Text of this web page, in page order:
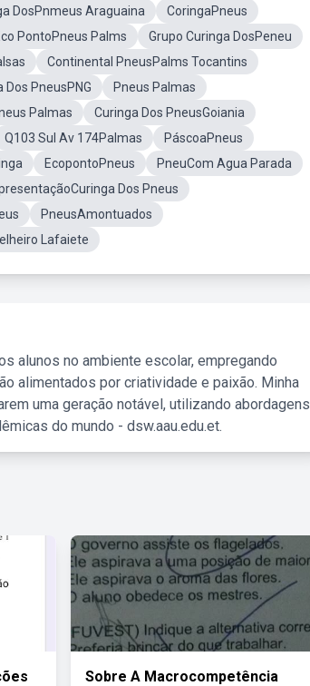
DosPnmeus Araguaina
CoringaPneus
PontoPneus Palms
Grupo Curinga DosPeneu
Continental PneusPalms Tocantins
Dos PneusPNG
Pneus Palmas
Palmas
Curinga Dos PneusGoiania
Q103 Sul Av 174Palmas
PáscoaPneus
EcopontoPneus
PneuCom Agua Parada
Dos Pneus
PneusAmontuados
Lafaiete
alunos no ambiente escolar, empregando
alimentados por criatividade e paixão. Minha
uma geração notável, utilizando abordagens
do mundo - dsw.aau.edu.et.
Sobre A Macrocompetência